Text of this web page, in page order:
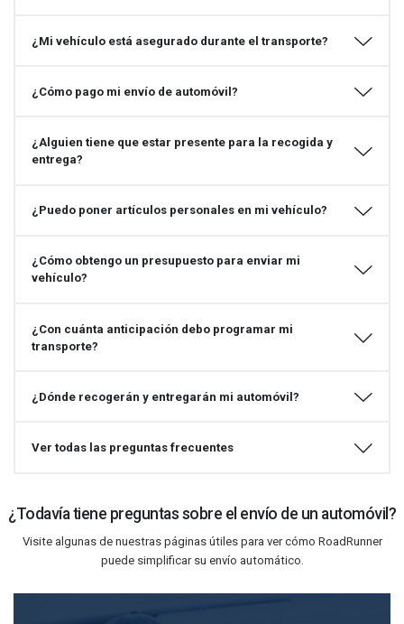
¿Mi vehículo está asegurado durante el transporte?
¿Cómo pago mi envío de automóvil?
¿Alguien tiene que estar presente para la recogida y
entrega?
¿Puedo poner artículos personales en mi vehículo?
¿Cómo obtengo un presupuesto para enviar mi
vehículo?
¿Con cuánta anticipación debo programar mi
transporte?
¿Dónde recogerán y entregarán mi automóvil?
Ver todas las preguntas frecuentes
¿Todavía tiene preguntas sobre el envío de un automóvil?
Visite algunas de nuestras páginas útiles para ver cómo RoadRunner
puede simplificar su envío automático.